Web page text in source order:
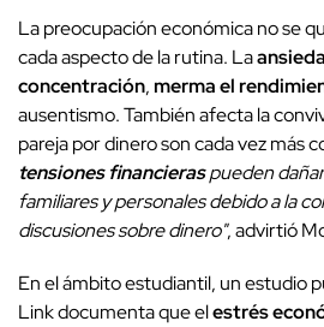
La preocupación económica no se
cada aspecto de la rutina. La
concentración,merma el
ausentismo. También afecta la
pareja por dinero son cada vez más
tensiones financieraspueden
familiares y personales debido a la
discusiones sobre dinero", advirtió
En el ámbito estudiantil, un estudio
Link documenta que elestrés